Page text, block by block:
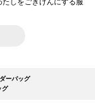
ーバッグ
グ